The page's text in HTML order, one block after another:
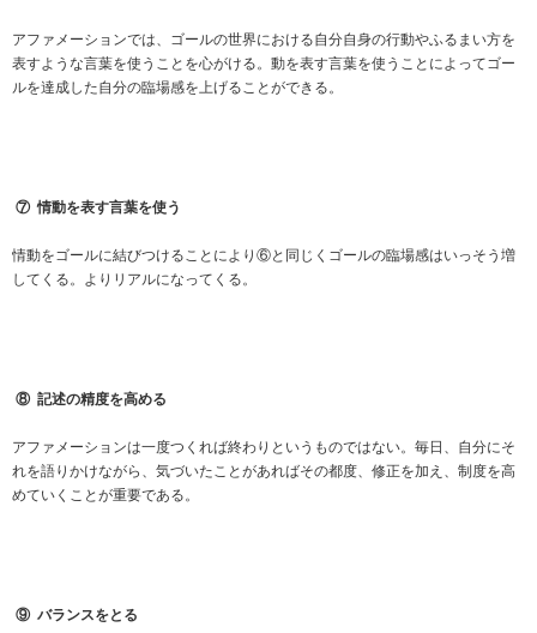
アファメーションでは、ゴールの世界における自分自身の行動やふるまい方を
表すような言葉を使うことを心がける。動を表す言葉を使うことによってゴー
ルを達成した自分の臨場感を上げることができる。
⑦ 情動を表す言葉を使う
情動をゴールに結びつけることにより⑥と同じくゴールの臨場感はいっそう増
してくる。よりリアルになってくる。
⑧ 記述の精度を高める
アファメーションは一度つくれば終わりというものではない。毎日、自分にそ
れを語りかけながら、気づいたことがあればその都度、修正を加え、制度を高
めていくことが重要である。
⑨ バランスをとる